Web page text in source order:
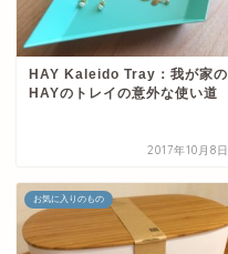
HAY Kaleido Tray：我が家の
HAYのトレイの意外な使い道
2017年10月8日
お気に入りのもの